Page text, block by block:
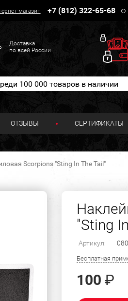
магазин +7 (812) 322-65-68
Доставка
по всей России
ОТЗЫВЫ СЕРТИФИКАТЫ
Scorpions "Sting In The Tail"
"Sting
Артикул:
Бесплатная
100 ₽